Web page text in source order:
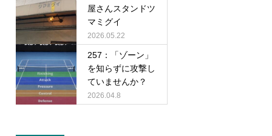
屋さんスタンドツ
マミグイ
2026.05.22
257：「ゾーン」
を知らずに攻撃し
ていませんか？
2026.04.8